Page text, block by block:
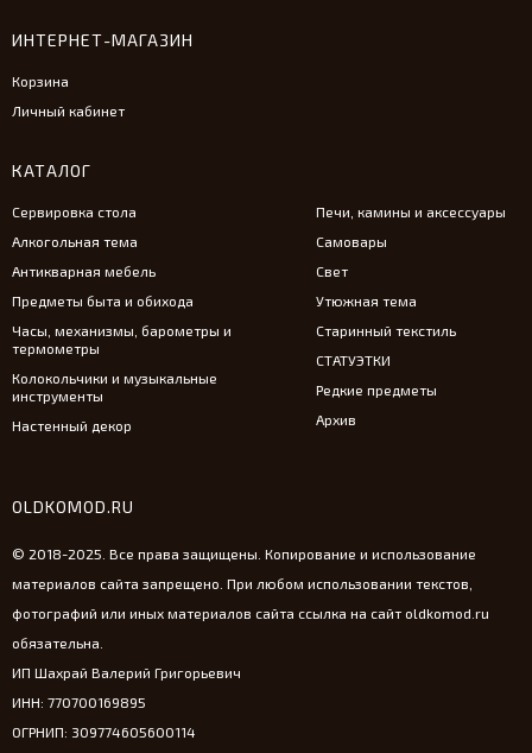
ИНТЕРНЕТ-МАГАЗИН
Корзина
Личный кабинет
КАТАЛОГ
Сервировка стола
Алкогольная тема
Антикварная мебель
Предметы быта и обихода
Часы, механизмы, барометры и
термометры
Колокольчики и музыкальные
инструменты
Настенный декор
Печи, камины и аксессуары
Самовары
Свет
Утюжная тема
Старинный текстиль
СТАТУЭТКИ
Редкие предметы
Архив
OLDKOMOD.RU
© 2018-2025. Все права защищены. Копирование и использование
материалов сайта запрещено. При любом использовании текстов,
фотографий или иных материалов сайта ссылка на сайт oldkomod.ru
обязательна.
ИП Шахрай Валерий Григорьевич
ИНН: 770700169895
ОГРНИП: 309774605600114